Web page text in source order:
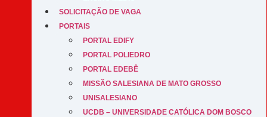
SOLICITAÇÃO DE VAGA
PORTAIS
PORTAL EDIFY
PORTAL POLIEDRO
PORTAL EDEBÊ
MISSÃO SALESIANA DE MATO GROSSO
UNISALESIANO
UCDB – UNIVERSIDADE CATÓLICA DOM BOSCO